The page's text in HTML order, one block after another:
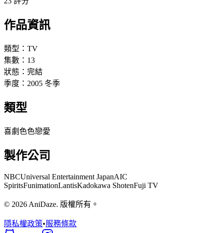
作品資訊
類型： TV
集數： 13
狀態： 完結
季度： 2005 冬季
類型
喜劇 色色戀愛
製作公司
NBCUniversal Entertainment JapanAIC
SpiritsFunimationLantisKadokawa ShotenFuji TV
© 2026 AniDaze. 版權所有。
隱私權政策•服務條款